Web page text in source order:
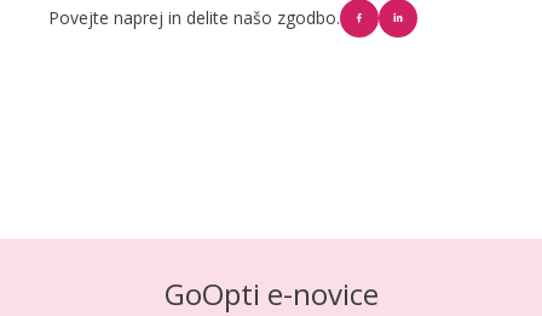
Povejte naprej in delite našo zgodbo.
GoOpti e-novice